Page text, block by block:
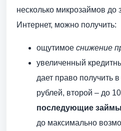
несколько микрозаймов до
Интернет, можно получить:
ощутимое снижение
увеличенный
дает право получить
рублей, второй – до
последующие
до максимально